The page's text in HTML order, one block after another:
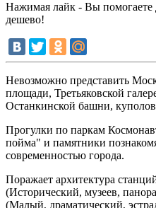
Нажимая лайк - Вы помогаете
дешево!
Невозможно представить
площади, Третьяковской
Останкинской башни,
Прогулки по паркам
пойма" и памятники
современностью города.
Поражает архитектура
(Исторический, музеев,
(Малый, драматический,